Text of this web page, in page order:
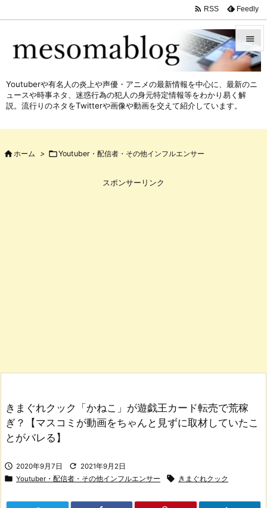



 RSS Feedly
Youtuberや有名人の炎上や声優・アニメの最新情報を中心に、最新のニ
ュースや時事ネタ、迷惑行為の犯人の身元特定情報等をわかり易く解
説。流行りのネタをTwitterや画像や動画を交えて紹介しています。
 ホーム > Youtuber・配信者・その他インフルエンサー
スポンサーリンク
きまぐれクック「かねこ」が遊戯王カード転売で荒稼
ぎ？【マスコミが動画をちゃんと見ずに取材していたこ
とがバレる】
 2020年9月7日  2021年9月2日
 Youtuber・配信者・その他インフルエンサー  きまぐれクック